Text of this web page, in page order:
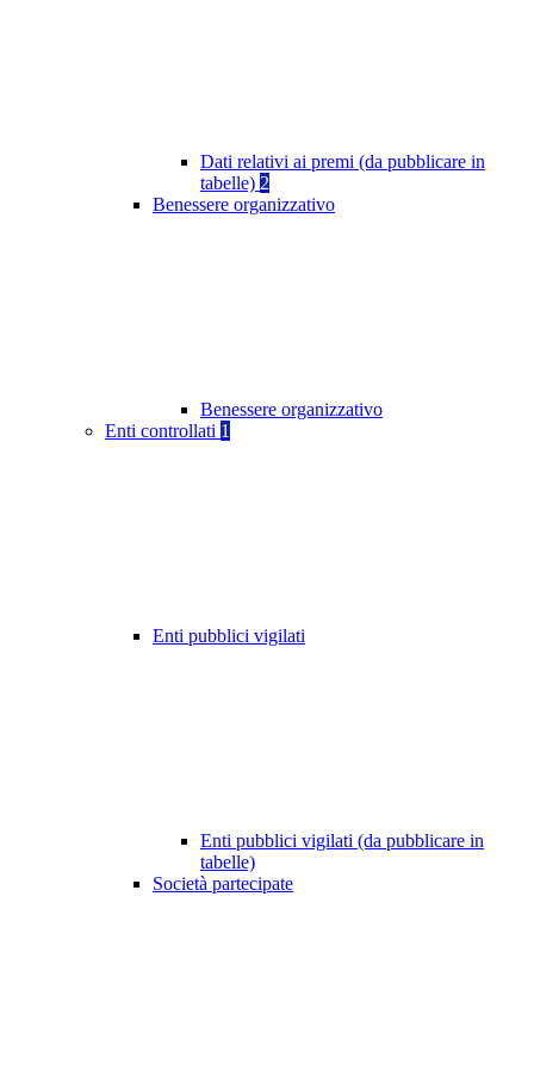
Dati relativi ai premi (da pubblicare in
tabelle) 2
Benessere organizzativo
Benessere organizzativo
Enti controllati 1
Enti pubblici vigilati
Enti pubblici vigilati (da pubblicare in
tabelle)
Società partecipate